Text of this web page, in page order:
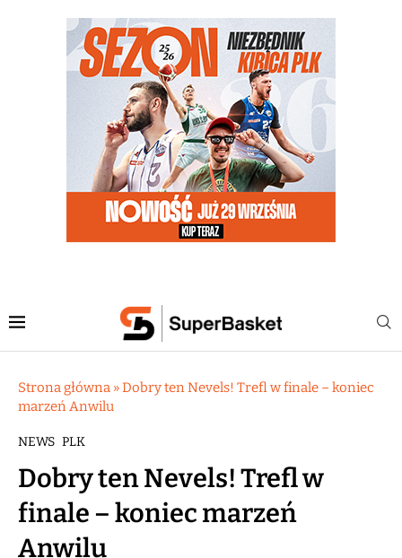
Strona główna »Dobry ten Nevels! Trefl w finale – koniec
marzeń Anwilu
NEWS PLK
Dobry ten Nevels! Trefl w
finale – koniec marzeń
Anwilu